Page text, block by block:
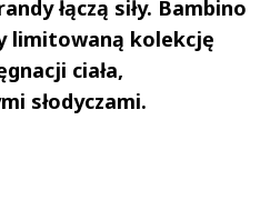
łączą siły. Bambino
limitowaną kolekcję
ciała,
słodyczami.